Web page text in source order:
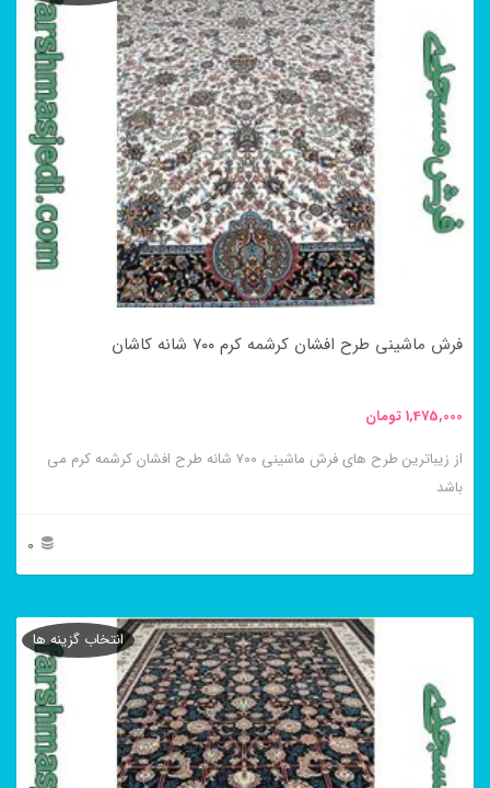
مختلفی
باشد.
گزینه
ها
صفحه
انتخاب
شوند
فرش ماشینی طرح افشان کرشمه کرم ۷۰۰ شانه کاشان
1,475,000تومان
از زیباترین طرح های فرش ماشینی ۷۰۰ شانه طرح افشان کرشمه کرم می
باشد
0
محصول
مختلفی
انتخاب گزینه ها